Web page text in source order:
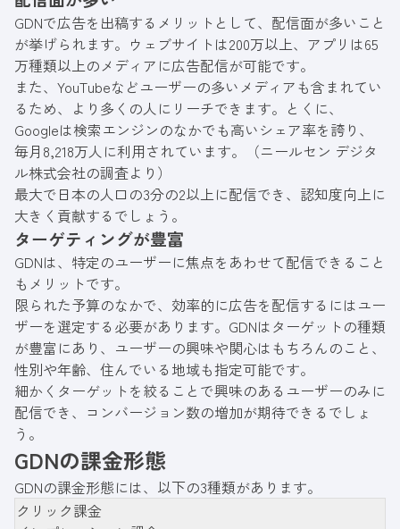
GDNで広告を出稿するメリットとして、配信面が多いこと
が挙げられます。ウェブサイトは200万以上、アプリは65
万種類以上のメディアに広告配信が可能です。
また、YouTubeなどユーザーの多いメディアも含まれてい
るため、より多くの人にリーチできます。とくに、
Googleは検索エンジンのなかでも高いシェア率を誇り、
毎月8,218万人に利用されています。（ニールセン デジタ
ル株式会社の調査より）
最大で日本の人口の3分の2以上に配信でき、認知度向上に
大きく貢献するでしょう。
ターゲティングが豊富
GDNは、特定のユーザーに焦点をあわせて配信できること
もメリットです。
限られた予算のなかで、効率的に広告を配信するにはユー
ザーを選定する必要があります。GDNはターゲットの種類
が豊富にあり、ユーザーの興味や関心はもちろんのこと、
性別や年齢、住んでいる地域も指定可能です。
細かくターゲットを絞ることで興味のあるユーザーのみに
配信でき、コンバージョン数の増加が期待できるでしょ
う。
GDNの課金形態
GDNの課金形態には、以下の3種類があります。
クリック課金